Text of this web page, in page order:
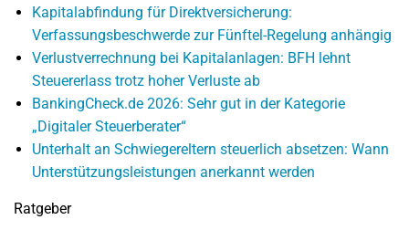
Kapitalabfindung für Direktversicherung:
Verfassungsbeschwerde zur Fünftel-Regelung anhängig
Verlustverrechnung bei Kapitalanlagen: BFH lehnt
Steuererlass trotz hoher Verluste ab
BankingCheck.de 2026: Sehr gut in der Kategorie
„Digitaler Steuerberater“
Unterhalt an Schwiegereltern steuerlich absetzen: Wann
Unterstützungsleistungen anerkannt werden
Ratgeber